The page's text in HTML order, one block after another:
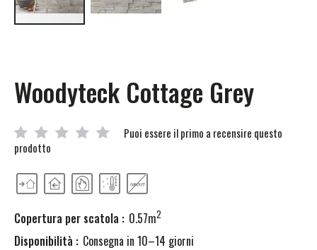
di
immagini
Woodyteck Cottage Grey
Puoi essere il primo a recensire questo
prodotto
Copertura per scatola : 0.57m2
Disponibilità : Consegna in 10–14 giorni